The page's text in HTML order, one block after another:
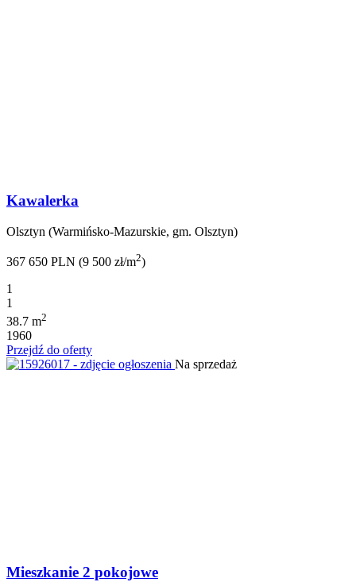
Kawalerka
Olsztyn (Warmińsko-Mazurskie, gm. Olsztyn)
367 650 PLN (9 500 zł/m2)
1
1
38.7 m2
1960
Przejdź do oferty
Na sprzedaż
Mieszkanie 2 pokojowe